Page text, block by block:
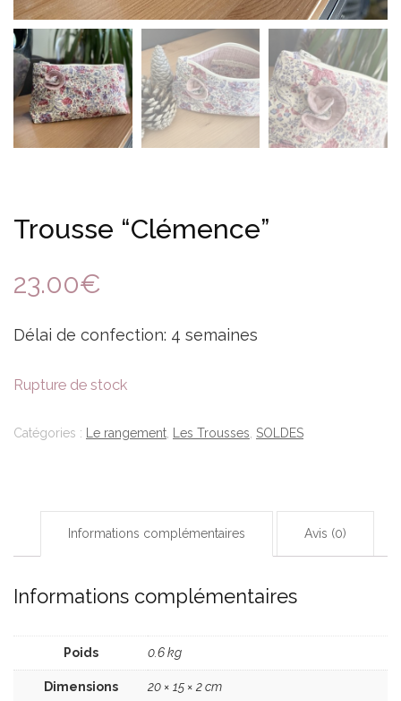
Trousse “Clémence”
23.00€
Délai de confection: 4 semaines
Rupture de stock
Catégories : Le rangement Les Trousses SOLDES
Informations complémentaires Avis (0)
Informations complémentaires
Poids 0.6 kg
Dimensions 20 × 15 × 2 cm